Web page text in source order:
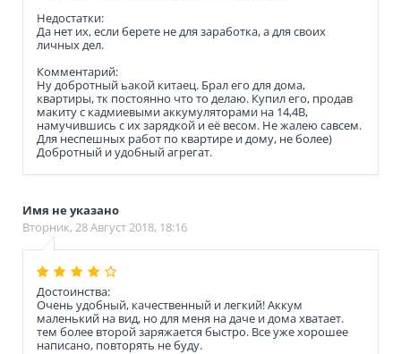
Недостатки:
Да нет их, если берете не для заработка, а для своих
личных дел.
Комментарий:
Ну добротный ьакой китаец. Брал его для дома,
квартиры, тк постоянно что то делаю. Купил его, продав
макиту с кадмиевыми аккумуляторами на 14,4В,
намучившись с их зарядкой и её весом. Не жалею савсем.
Для неспешных работ по квартире и дому, не более)
Добротный и удобный агрегат.
Имя не указано
Вторник, 28 Август 2018, 18:16
Достоинства:
Очень удобный, качественный и легкий! Аккум
маленький на вид, но для меня на даче и дома хватает.
тем более второй заряжается быстро. Все уже хорошее
написано, повторять не буду.